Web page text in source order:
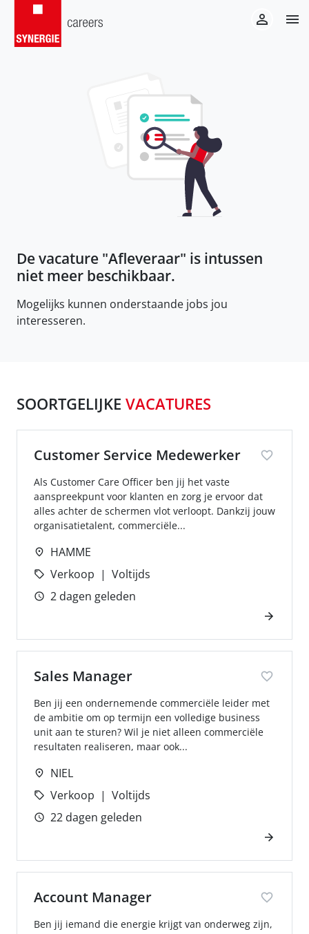
De vacature "Afleveraar" is intussen
niet meer beschikbaar.
Mogelijks kunnen onderstaande jobs jou
interesseren.
SOORTGELIJKE VACATURES
Customer Service Medewerker
Als Customer Care Officer ben jij het vaste
aanspreekpunt voor klanten en zorg je ervoor dat
alles achter de schermen vlot verloopt. Dankzij jouw
organisatietalent, commerciële...
HAMME
Verkoop
Voltijds
2 dagen geleden
Sales Manager
Ben jij een ondernemende commerciële leider met
de ambitie om op termijn een volledige business
unit aan te sturen? Wil je niet alleen commerciële
resultaten realiseren, maar ook...
NIEL
Verkoop
Voltijds
22 dagen geleden
Account Manager
Ben jij iemand die energie krijgt van onderweg zijn,